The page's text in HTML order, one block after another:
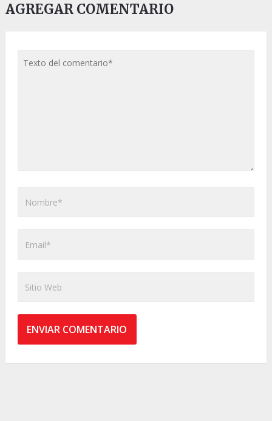
AGREGAR COMENTARIO